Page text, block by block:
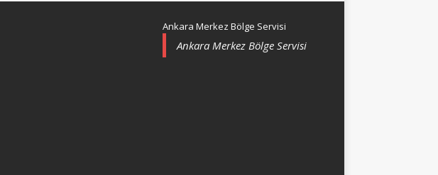
Ankara Merkez Bölge Servisi
Ankara Merkez Bölge Servisi